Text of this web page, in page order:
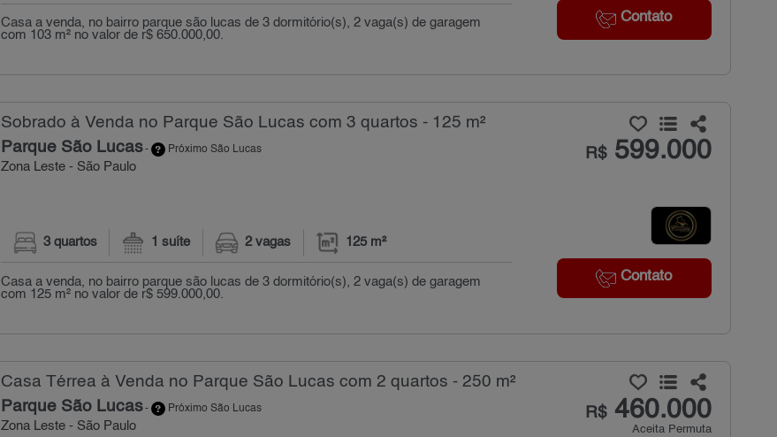
Contato
Casa a venda, no bairro parque são lucas de 3 dormitório(s), 2 vaga(s) de garagem
com 103 m² no valor de r$ 650.000,00.
Sobrado à Venda no Parque São Lucas com 3 quartos - 125 m²
Parque São Lucas- Próximo São Lucas
Zona Leste - São Paulo
R$599.000
Contato
3 quartos 1 suíte 2 vagas 125 m²
Casa a venda, no bairro parque são lucas de 3 dormitório(s), 2 vaga(s) de garagem
com 125 m² no valor de r$ 599.000,00.
Casa Térrea à Venda no Parque São Lucas com 2 quartos - 250 m²
Parque São Lucas- Próximo São Lucas
Zona Leste - São Paulo
R$460.000
Aceita Permuta